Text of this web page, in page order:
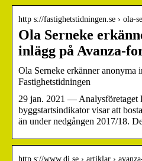
http s://fastighetstidningen.se › ola-
Ola Serneke
inlägg på Avanza-
Ola Serneke erkänner anonyma
Fastighetstidningen
29 jan. 2021 — Analysföretaget
byggstartsindikator visar att
än under nedgången 2017/18.
http s://www.di.se › artiklar ›